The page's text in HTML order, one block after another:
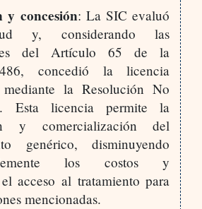
y concesión: La SIC evaluó
y, considerando las
del Artículo 65 de la
concedió la licencia
la Resolución No
Esta licencia permite la
y comercialización del
genérico, disminuyendo
los costos y
acceso al tratamiento para
mencionadas.